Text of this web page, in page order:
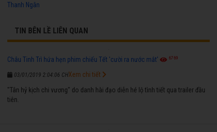
Thanh Ngân
TIN BÊN LỀ LIÊN QUAN
Châu Tinh Trì hứa hẹn phim chiếu Tết 'cười ra nước mắt' 6769
03/01/2019 2:04:06 CH
"Tân hỷ kịch chi vương" do danh hài đạo diễn hé lộ tình tiết qua trailer đầu
tiên.
Xem chi tiết